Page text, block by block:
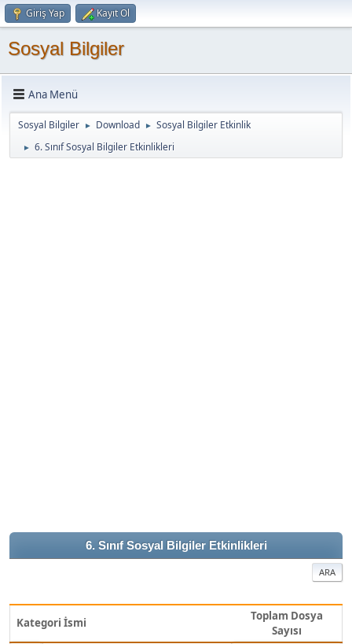
Giriş Yap Kayıt Ol
Sosyal Bilgiler
Ana Menü
Sosyal Bilgiler ► Download ► Sosyal Bilgiler Etkinlik
► 6. Sınıf Sosyal Bilgiler Etkinlikleri
6. Sınıf Sosyal Bilgiler Etkinlikleri
ARA
Kategori İsmi
Toplam Dosya
Sayısı